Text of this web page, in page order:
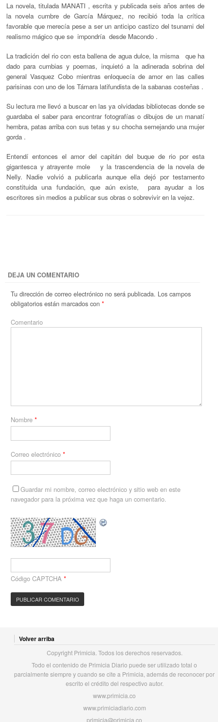
La novela, titulada MANATI , escrita y publicada seis años antes de
la novela cumbre de García Márquez, no recibió toda la crítica
favorable que merecía pese a ser un anticipo castizo del tsunami del
realismo mágico que se impondría desde Macondo .
La tradición del rio con esta ballena de agua dulce, la misma que ha
dado para cumbias y poemas, inquietó a la adinerada sobrina del
general Vasquez Cobo mientras enloquecía de amor en las calles
parisinas con uno de los Támara latifundista de la sabanas costeñas .
Su lectura me llevó a buscar en las ya olvidadas bibliotecas donde se
guardaba el saber para encontrar fotografías o dibujos de un manatí
hembra, patas arriba con sus tetas y su chocha semejando una mujer
gorda .
Entendí entonces el amor del capitán del buque de rio por esta
gigantesca y atrayente mole y la trascendencia de la novela de
Nelly. Nadie volvió a publicarla aunque ella dejó por testamento
constituida una fundación, que aún existe, para ayudar a los
escritores sin medios a publicar sus obras o sobrevivir en la vejez.
DEJA UN COMENTARIO
Tu dirección de correo electrónico no será publicada. Los campos
obligatorios están marcados con*
Comentario
Nombre*
Correo electrónico*
Guardar mi nombre, correo electrónico y sitio web en este
navegador para la próxima vez que haga un comentario.
Código CAPTCHA *
Volver arriba
Copyright Primicia. Todos los derechos reservados.
Todo el contenido de Primicia Diario puede ser utilizado total o
parcialmente siempre y cuando se cite a Primicia, además de reconocer por
escrito el crédito del respectivo autor.
www.primicia.co
www.primiciadiario.com
primicia@primicia.co